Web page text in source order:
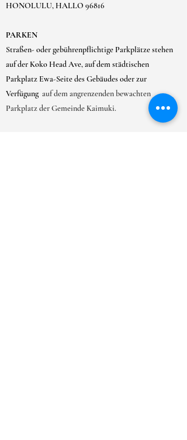
HONOLULU, HALLO 96816
PARKEN
Straßen- oder gebührenpflichtige Parkplätze stehen
auf der Koko Head Ave, auf dem städtischen
Parkplatz Ewa-Seite des Gebäudes oder zur
Verfügung auf dem angrenzenden bewachten
Parkplatz der Gemeinde Kaimuki.